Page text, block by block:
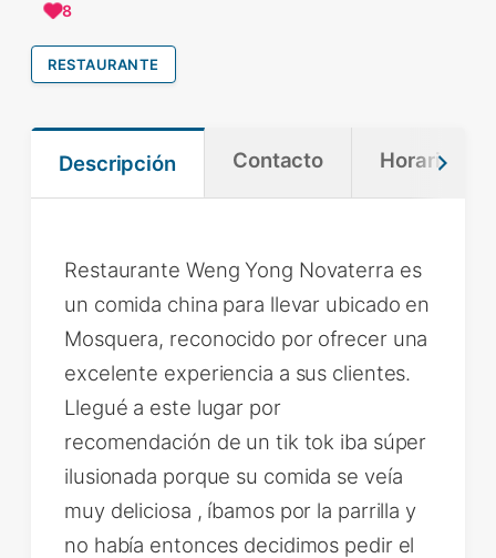
8
RESTAURANTE
Descripción Contacto Horario
Restaurante Weng Yong Novaterra es
un comida china para llevar ubicado en
Mosquera, reconocido por ofrecer una
excelente experiencia a sus clientes.
Llegué a este lugar por
recomendación de un tik tok iba súper
ilusionada porque su comida se veía
muy deliciosa , íbamos por la parrilla y
no había entonces decidimos pedir el